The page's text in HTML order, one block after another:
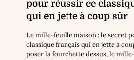
pour réussir ce
qui en jette à coup sûr
Le mille-feuille maison : le secret
classique français qui en jette à
poser la fourchette dessus, le